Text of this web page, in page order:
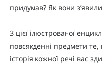
придумав? Як вони
З цієї ілюстрованої
повсякденні предмети
історія кожної речі вас